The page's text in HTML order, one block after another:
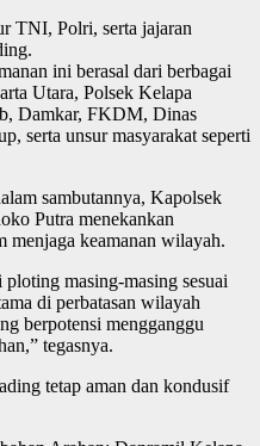
TNI, Polri, serta jajaran
ini berasal dari berbagai
Utara, Polsek Kelapa
Damkar, FKDM, Dinas
serta unsur masyarakat seperti
sambutannya, Kapolsek
Putra menekankan
menjaga keamanan wilayah.
ploting masing-masing sesuai
di perbatasan wilayah
berpotensi mengganggu
tegasnya.
tetap aman dan kondusif